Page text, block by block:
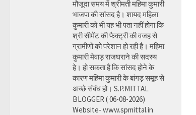
मौजूदा समय में श्रीमती महिमा कुमारी
भाजपा की सांसद है। शायद महिला
कुमारी को भी यह भी पता नहीं होगा कि
श्री सीमेंट की फैक्ट्री की वजह से
ग्रामीणों को परेशान हो रही है। महिमा
कुमारी मेवाड़ राजघराने की सदस्य
हे। हो सकता है कि सांसद होने के
कारण महिमा कुमारी के बांगड़ समूह से
अच्छे संबंध हो। S.P.MITTAL
BLOGGER ( 06-08-2026)
Website- www.spmittal.in